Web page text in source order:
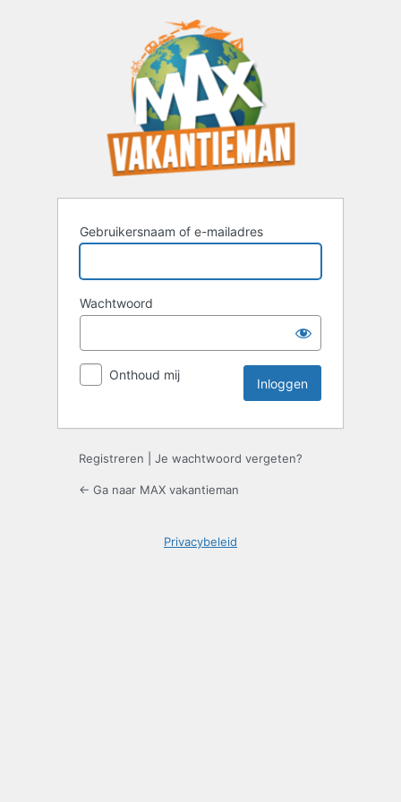
Gebruikersnaam of e-mailadres
Wachtwoord
Onthoud mij
Registreren Je wachtwoord vergeten?
← Ga naar MAX vakantieman
Privacybeleid